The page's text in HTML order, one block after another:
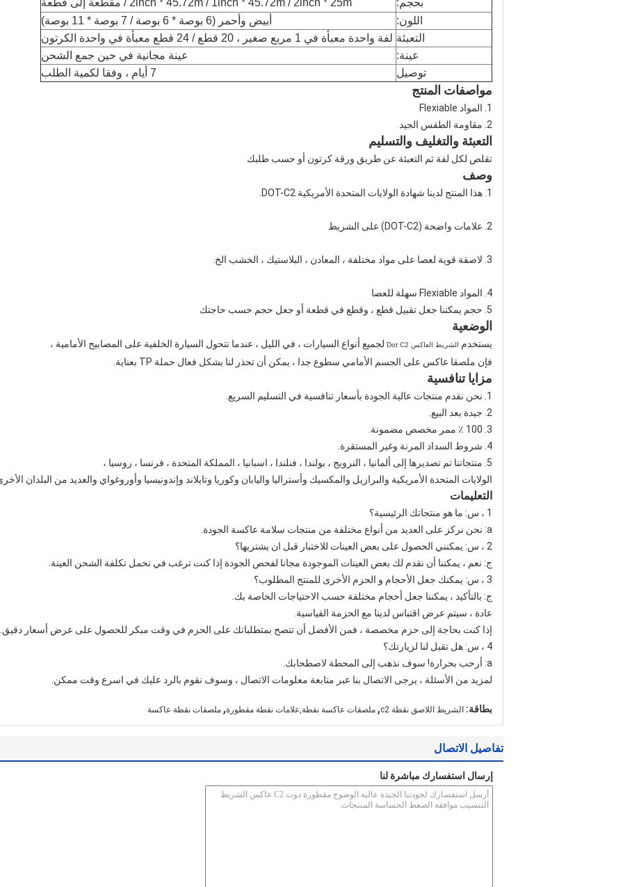
بحجم:
2inch * 45.72m / 1inch * 45.72m / 2inch * 25m / مقطعة إلى قطعة
اللون:
أبيض وأحمر (6 بوصة * 6 بوصة / 7 بوصة * 11 بوصة)
التعبئة لفة واحدة معبأة في 1 مربع صغير ، 20 قطع / 24 قطع معبأة في واحدة الكرتون
عينة:
عينة مجانية في حين جمع الشحن
توصيل
7 أيام ، وفقا لكمية الطلب
مواصفات المنتج
1. المواد Flexiable
2. مقاومة الطقس الجيد
التعبئة والتغليف والتسليم
تقلص لكل لفة ثم التعبئة عن طريق ورقة كرتون أو حسب طلبك
وصف
1. هذا المنتج لدينا شهادة الولايات المتحدة الأمريكية DOT-C2.
2. علامات واضحة (DOT-C2) على الشريط
3. لاصقة قوية لعصا على مواد مختلفة ، المعادن ، البلاستيك ، الخشب الخ.
4. المواد Flexiable سهلة للعصا
5. حجم يمكننا جعل تقبيل قطع ، وقطع في قطعة أو جعل حجم حسب حاجتك
الوضعية
يستخدم الشريط العاكس Dot C2
لجميع أنواع السيارات ، في الليل ، عندما تتحول السيارة الخلفية على المصابيح الأمامية ،
فإن ملصقا عاكس على الجسم الأمامي سطوع جدا ، يمكن أن تحذر لنا بشكل فعال حملة TP بعناية.
مزايا تنافسية
1. نحن نقدم منتجات عالية الجودة بأسعار تنافسية في التسليم السريع.
2. جيدة بعد البيع.
3. 100 ٪ ممر مخصص مضمونة.
4. شروط السداد المرنة وغير المستقرة.
5. منتجاتنا تم تصديرها إلى ألمانيا ، النرويج ، بولندا ، فنلندا ، اسبانيا ، المملكة المتحدة ، فرنسا ، روسيا ،
الولايات المتحدة الأمريكية والبرازيل والمكسيك وأستراليا واليابان وكوريا وتايلاند وإندونيسيا وأوروغواي والعديد من البلدان
التعليمات
1 ، س: ما هو منتجاتك الرئيسية؟
a: نحن نركز على العديد من أنواع مختلفة من منتجات سلامة عاكسة الجودة.
2 ، س: يمكنني الحصول على بعض العينات للاختبار قبل ان يشتريها؟
ج: نعم ، يمكننا أن نقدم لك بعض العينات الموجودة مجانا لفحص الجودة إذا كنت ترغب في تحمل تكلفة الشحن العينة.
3 ، س: يمكنك جعل الأحجام و الحزم الأخرى للمنتج المطلوب؟
ج: بالتأكيد ، يمكننا جعل أحجام مختلفة حسب الاحتياجات الخاصة بك.
عادة ، سيتم عرض اقتباس لدينا مع الحزمة القياسية.
إذا كنت بحاجة إلى حزم مخصصة ، فمن الأفضل أن تنصح بمتطلباتك على الحزم في وقت مبكر للحصول على عرض أسعار دقيق.
4 ، س: هل تقبل لنا لزيارتك؟
a: أرحب بحرارة! سوف نذهب إلى المحطة لاصطحابك.
لمزيد من الأسئلة ، يرجى الاتصال بنا عبر متابعة معلومات الاتصال ، وسوف نقوم بالرد عليك في اسرع وقت ممكن.
بطاقة: الشريط اللاصق نقطة c2 , ملصقات عاكسة نقطة,علامات نقطة مقطورة, ملصقات نقطة عاكسة
تفاصيل الاتصال
إرسال استفسارك مباشرة لنا